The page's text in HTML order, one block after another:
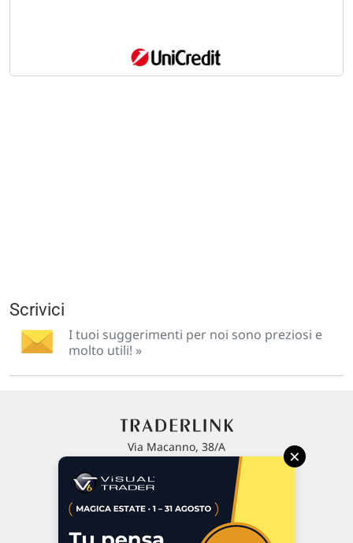
Scrivici
I tuoi suggerimenti per noi sono preziosi e
molto utili! »
Via Macanno, 38/A
P.IVA 02 452 460 401
×